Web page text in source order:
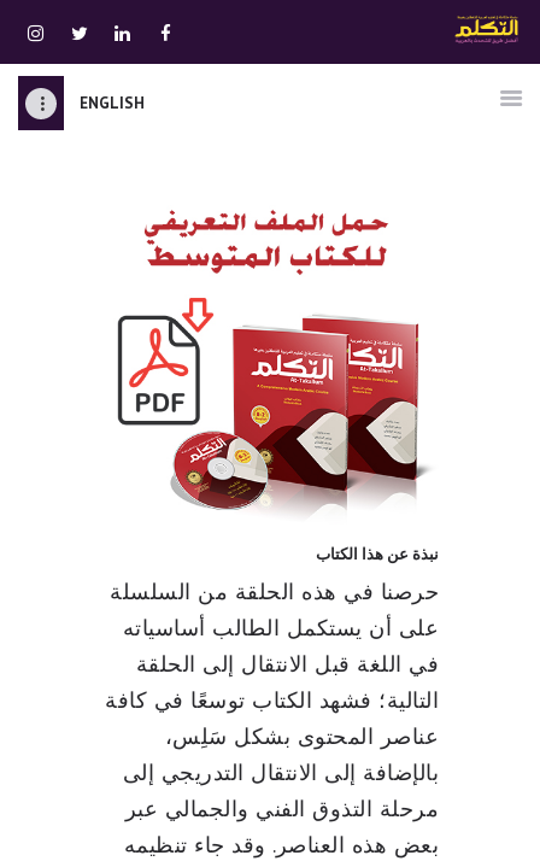
ENGLISH
الصوتيات
اتصل بنا
ATTAKALLUM ONLINE
دخول
نبذة عن هذا الكتاب
حرصنا في هذه الحلقة من السلسلة
على أن يستكمل الطالب أساسياته
في اللغة قبل الانتقال إلى الحلقة
التالية؛ فشهد الكتاب توسعًا في كافة
عناصر المحتوى بشكل سَلِس،
بالإضافة إلى الانتقال التدريجي إلى
مرحلة التذوق الفني والجمالي عبر
بعض هذه العناصر. وقد جاء تنظيمه